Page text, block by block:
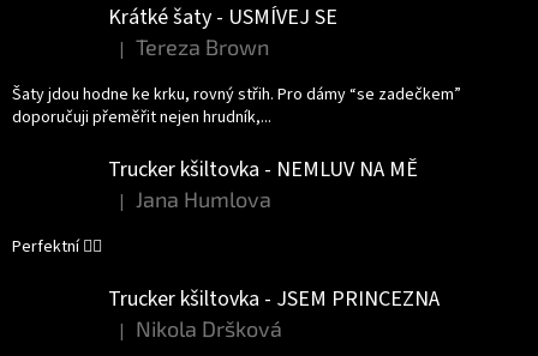
Krátké šaty - USMÍVEJ SE
Hodnocení produktu je 5 z 5 hvězdiček.
| Tereza Brown
Šaty jdou hodne ke krku, rovný střih. Pro dámy “se zadečkem”
doporučuji přeměřit nejen hrudník,...
Trucker kšiltovka - NEMLUV NA MĚ
Hodnocení produktu je 5 z 5 hvězdiček.
| Jana Humlova
Perfektní 👌🏻
Trucker kšiltovka - JSEM PRINCEZNA
Hodnocení produktu je 5 z 5 hvězdiček.
| Nikola Dršková